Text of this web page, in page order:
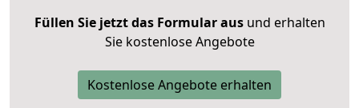
Füllen Sie jetzt das Formular ausund erhalten
Sie kostenlose Angebote
Kostenlose Angebote erhalten